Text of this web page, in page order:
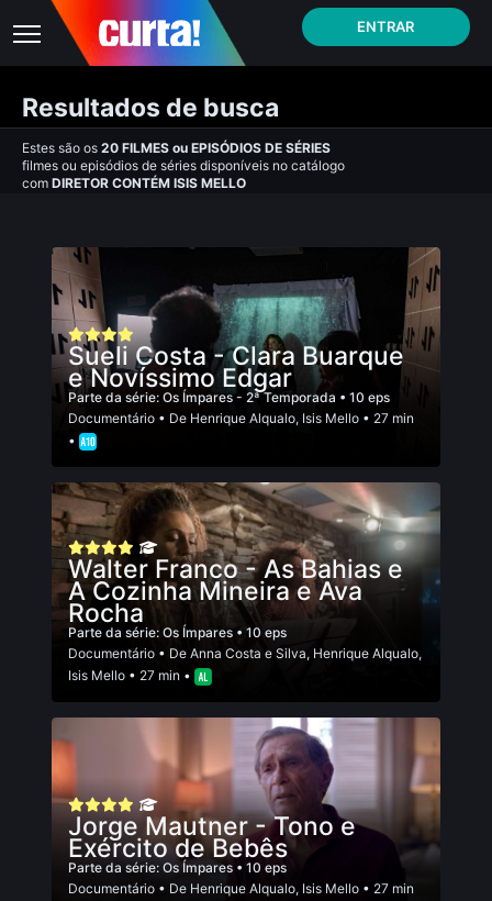
ENTRAR
Resultados de busca
Estes são os 20 FILMES ou EPISÓDIOS DE SÉRIES
filmes ou episódios de séries disponíveis no catálogo
com DIRETOR CONTÉM ISIS MELLO
Sueli Costa - Clara Buarque
e Novíssimo Edgar
Parte da série: Os Ímpares - 2ª Temporada • 10 eps
Documentário • De Henrique Alqualo, Isis Mello • 27 min
•
Walter Franco - As Bahias e
A Cozinha Mineira e Ava
Rocha
Parte da série: Os Ímpares • 10 eps
Documentário • De Anna Costa e Silva, Henrique Alqualo,
Isis Mello • 27 min •
Jorge Mautner - Tono e
Exército de Bebês
Parte da série: Os Ímpares • 10 eps
Documentário • De Henrique Alqualo, Isis Mello • 27 min